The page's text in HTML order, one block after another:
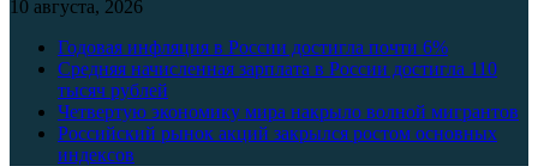
10 августа, 2026
Годовая инфляция в России достигла почти 6%
Средняя начисленная зарплата в России достигла 110
тысяч рублей
Четвертую экономику мира накрыло волной мигрантов
Российский рынок акций закрылся ростом основных
индексов